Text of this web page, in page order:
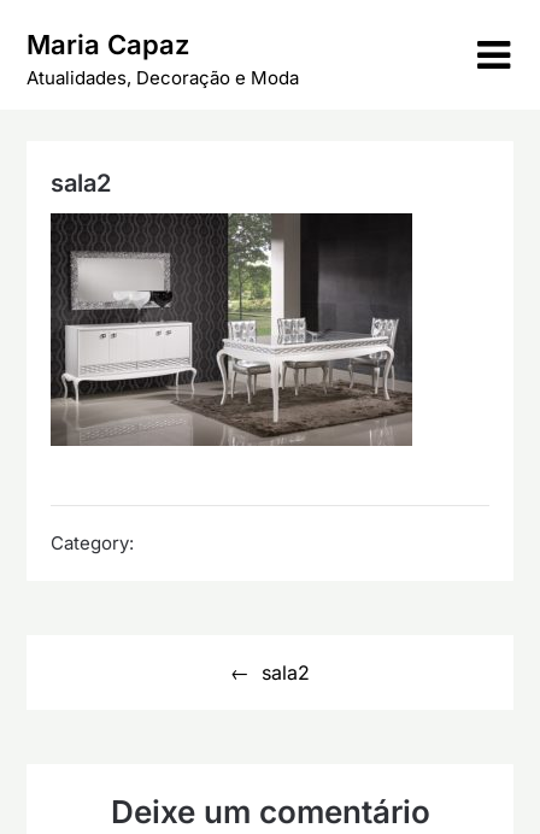
content
Maria Capaz
Atualidades, Decoração e Moda
sala2
Category:
sala2
Deixe um comentário